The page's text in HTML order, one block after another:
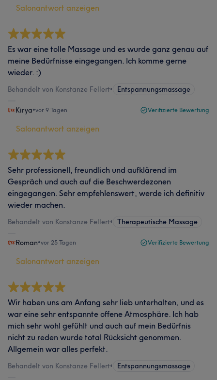
Salonantwort anzeigen
Es war eine tolle Massage und es wurde ganz genau auf
meine Bedürfnisse eingegangen. Ich komme gerne
wieder. :)
Behandelt von Konstanze Fellert• Entspannungsmassage
Kirya•vor 9 Tagen Verifizierte Bewertung
Salonantwort anzeigen
Sehr professionell, freundlich und aufklärend im
Gespräch und auch auf die Beschwerdezonen
eingegangen. Sehr empfehlenswert, werde ich definitiv
wieder machen.
Behandelt von Konstanze Fellert• Therapeutische Massage
Roman•vor 25 Tagen Verifizierte Bewertung
Salonantwort anzeigen
Wir haben uns am Anfang sehr lieb unterhalten, und es
war eine sehr entspannte offene Atmosphäre. Ich hab
mich sehr wohl gefühlt und auch auf mein Bedürfnis
nicht zu reden wurde total Rücksicht genommen.
Allgemein war alles perfekt.
Behandelt von Konstanze Fellert• Entspannungsmassage